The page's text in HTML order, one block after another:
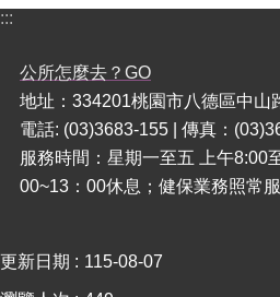
公
生
活
便
民
資
訊
關
:::
公所怎麼去？GO
地址：334201桃園市八德區中山
電話: (03)3683-155 | 傳真：
服務時間：星期一至五 上午8:00
00~13：00休息；健保業務照常
更新日期 115-08-07